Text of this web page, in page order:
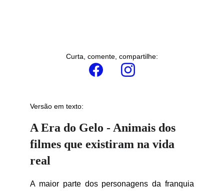
Curta, comente, compartilhe:
Versão em texto:
A Era do Gelo - Animais dos
filmes que existiram na vida
real
A maior parte dos personagens da franquia